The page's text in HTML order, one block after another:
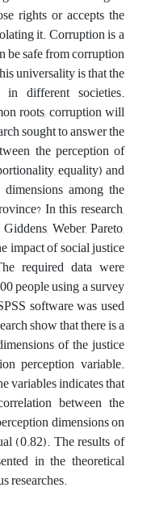
rights or accepts the
it. Corruption is a
be safe from corruption
universality is that the
different societies.
roots, corruption will
sought to answer the
the perception of
equality) and
among the
In this research,
Weber, Pareto,
impact of social justice
required data were
people using a survey
software was used
show that there is a
of the justice
perception variable.
variables indicates that
between the
dimensions on
(0.82). The results of
in the theoretical
researches.